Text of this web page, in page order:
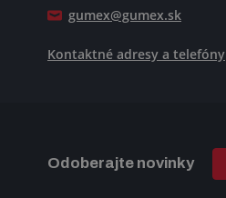
gumex@gumex.sk
Kontaktné adresy a telefóny
Odoberajte novinky